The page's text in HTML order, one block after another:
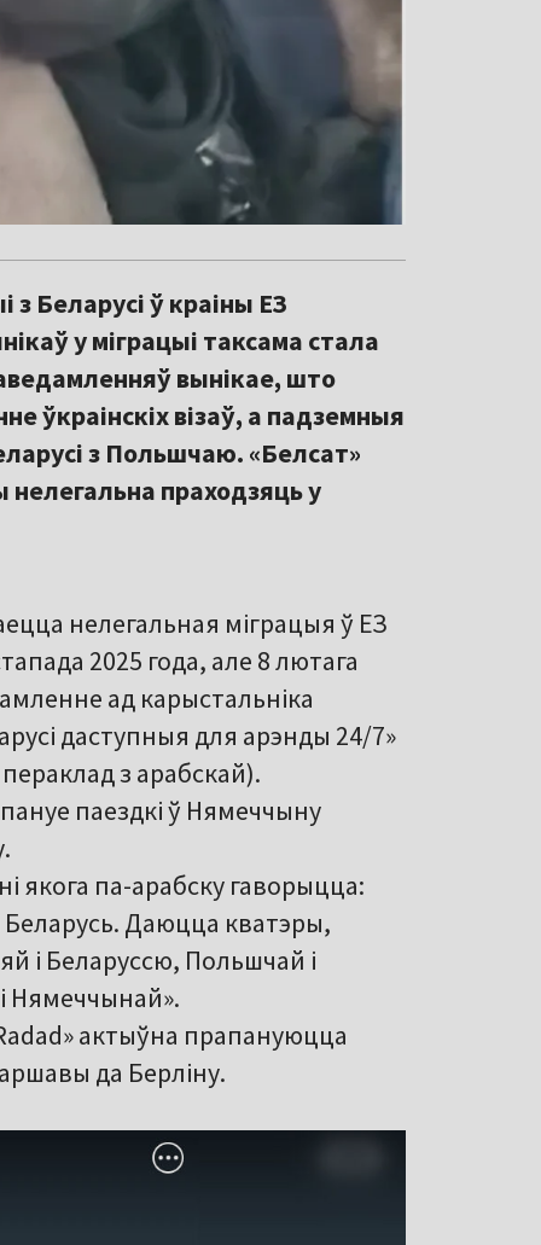
Беларусі ў краіны ЕЗ
у міграцыі таксама стала
вынікае, што
ўкраінскіх візаў, а падземныя
з Польшчаю. «Белсат»
праходзяць у
нелегальная міграцыя ў ЕЗ
2025 года, але 8 лютага
ад карыстальніка
даступныя для арэнды 24/7»
з арабскай).
паездкі ў Нямеччыну
якога па-арабску гаворыцца:
Даюцца кватэры,
і Беларуссю, Польшчай і
Нямеччынай».
актыўна прапануюцца
да Берліну.